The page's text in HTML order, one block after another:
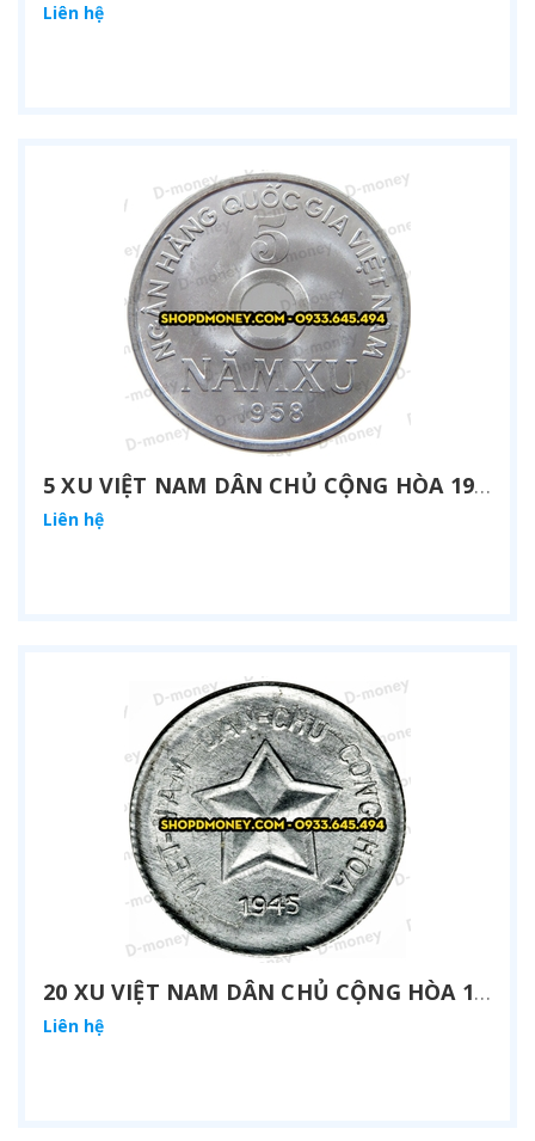
Liên hệ
5 XU VIỆT NAM DÂN CHỦ CỘNG HÒA 1958
Liên hệ
20 XU VIỆT NAM DÂN CHỦ CỘNG HÒA 1945
Liên hệ